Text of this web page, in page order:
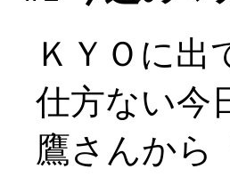
ＫＹＯに出
仕方ない今
鷹さんから